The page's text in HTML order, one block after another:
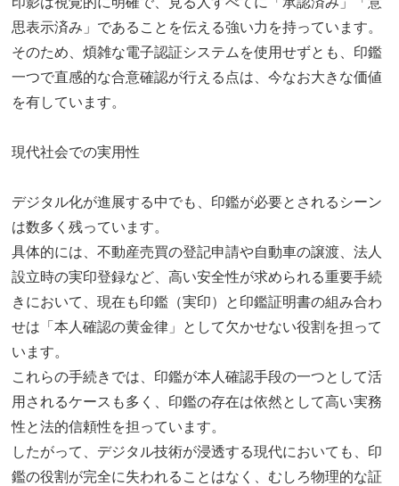
思表示済み」であることを伝える強い力を持っています。
そのため、煩雑な電子認証システムを使用せずとも、印鑑
一つで直感的な合意確認が行える点は、今なお大きな価値
を有しています。
現代社会での実用性
デジタル化が進展する中でも、印鑑が必要とされるシーン
は数多く残っています。
具体的には、不動産売買の登記申請や自動車の譲渡、法人
設立時の実印登録など、高い安全性が求められる重要手続
きにおいて、現在も印鑑（実印）と印鑑証明書の組み合わ
せは「本人確認の黄金律」として欠かせない役割を担って
います。
これらの手続きでは、印鑑が本人確認手段の一つとして活
用されるケースも多く、印鑑の存在は依然として高い実務
性と法的信頼性を担っています。
したがって、デジタル技術が浸透する現代においても、印
鑑の役割が完全に失われることはなく、むしろ物理的な証